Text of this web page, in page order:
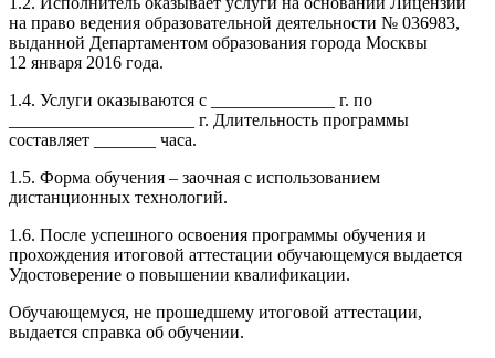
на право ведения образовательной деятельности № 036983,
выданной Департаментом образования города Москвы
12 января 2016 года.
1.4. Услуги оказываются с ______________ г. по
_____________________ г. Длительность программы
составляет _______ часа.
1.5. Форма обучения – заочная с использованием
дистанционных технологий.
1.6. После успешного освоения программы обучения и
прохождения итоговой аттестации обучающемуся выдается
Удостоверение о повышении квалификации.
Обучающемуся, не прошедшему итоговой аттестации,
выдается справка об обучении.